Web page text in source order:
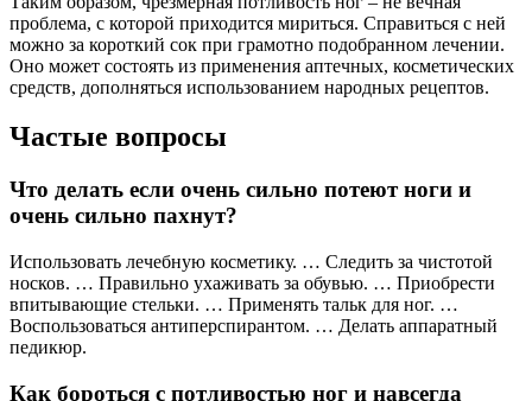
проблема, с которой приходится мириться. Справиться с ней
можно за короткий сок при грамотно подобранном лечении.
Оно может состоять из применения аптечных, косметических
средств, дополняться использованием народных рецептов.
Частые вопросы
Что делать если очень сильно потеют ноги и
очень сильно пахнут?
Использовать лечебную косметику. … Следить за чистотой
носков. … Правильно ухаживать за обувью. … Приобрести
впитывающие стельки. … Применять тальк для ног. …
Воспользоваться антиперспирантом. … Делать аппаратный
педикюр.
Как бороться с потливостью ног и навсегда